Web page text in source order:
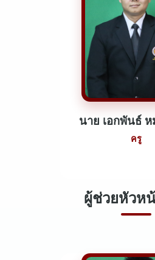
นาย เอกพันธ์
ครู
ผู้ช่วยหัวห